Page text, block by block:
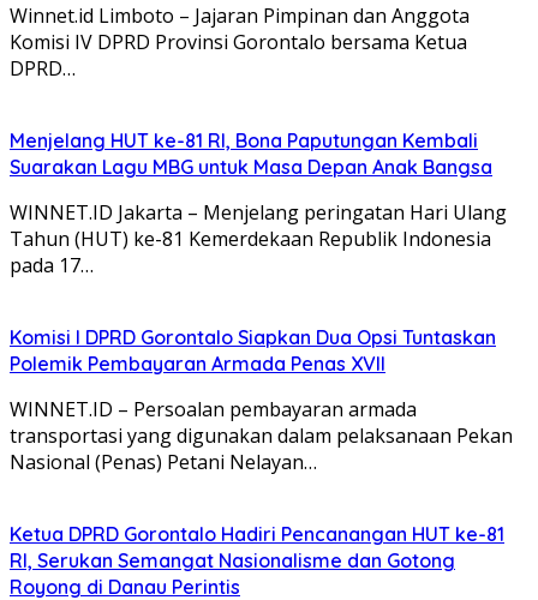
Winnet.id Limboto – Jajaran Pimpinan dan Anggota
Komisi IV DPRD Provinsi Gorontalo bersama Ketua
DPRD…
Menjelang HUT ke-81 RI, Bona Paputungan Kembali
Suarakan Lagu MBG untuk Masa Depan Anak Bangsa
WINNET.ID Jakarta – Menjelang peringatan Hari Ulang
Tahun (HUT) ke-81 Kemerdekaan Republik Indonesia
pada 17…
Komisi I DPRD Gorontalo Siapkan Dua Opsi Tuntaskan
Polemik Pembayaran Armada Penas XVII
WINNET.ID – Persoalan pembayaran armada
transportasi yang digunakan dalam pelaksanaan Pekan
Nasional (Penas) Petani Nelayan…
Ketua DPRD Gorontalo Hadiri Pencanangan HUT ke-81
RI, Serukan Semangat Nasionalisme dan Gotong
Royong di Danau Perintis